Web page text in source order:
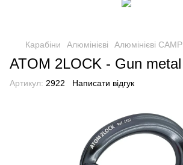
Карабіни Алюмінієві Алюмінієві CAMP
ATOM 2LOCK - Gun metal
Артикул: 2922 Написати відгук